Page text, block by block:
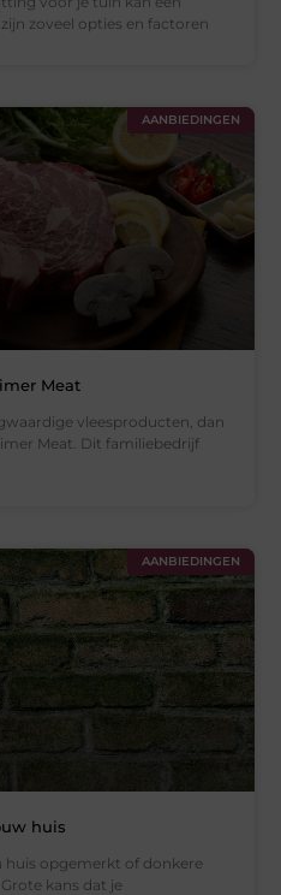
zoveel opties en factoren
AANBIEDINGEN
Meat
vleesproducten, dan
Meat. Dit familiebedrijf
AANBIEDINGEN
huis
huis opgemerkt of donkere
kans dat je